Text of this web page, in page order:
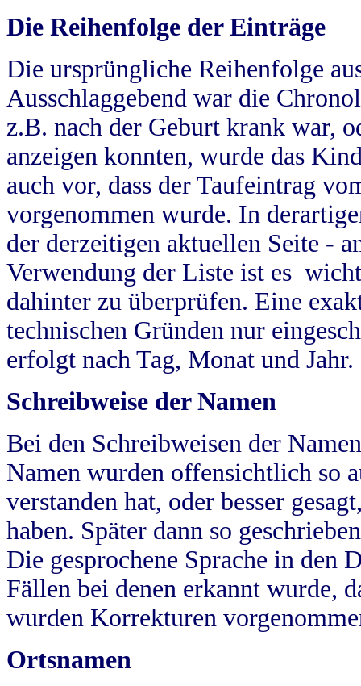
Die Reihenfolge der Einträge
Die ursprüngliche Reihenfolge
Ausschlaggebend war die
z.B. nach der Geburt krank war,
anzeigen konnten, wurde das
auch vor, dass der Taufeintrag
vorgenommen wurde. In
der derzeitigen aktuellen Seite -
Verwendung der Liste ist es
dahinter zu überprüfen. Eine
technischen Gründen nur
erfolgt nach Tag, Monat und Jahr.
Schreibweise der Namen
Bei den Schreibweisen der
Namen wurden offensichtlich so
verstanden hat, oder besser
haben. Später dann so
Die gesprochene Sprache in
Fällen bei denen erkannt wurde,
wurden Korrekturen
Ortsnamen